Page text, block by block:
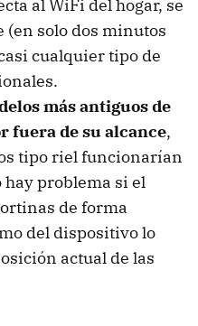
al WiFi del hogar, se
solo dos minutos
cualquier tipo de
más antiguos de
fuera de su alcance,
tipo riel funcionarían
problema si el
de forma
del dispositivo lo
actual de las